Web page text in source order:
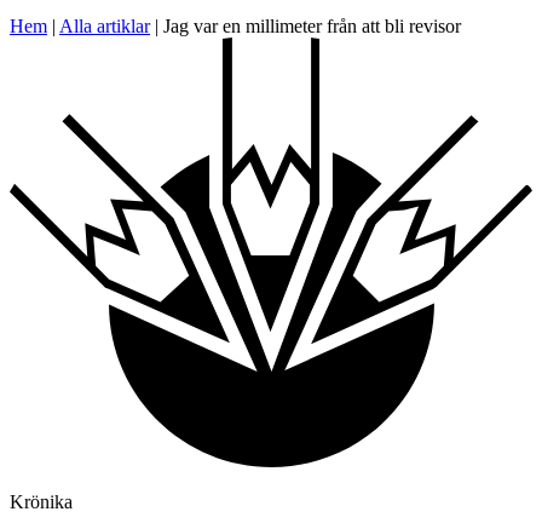
Hem | Alla artiklar| Jag var en millimeter från att bli revisor
Krönika